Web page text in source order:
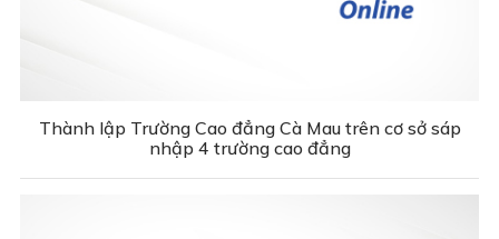
Thành lập Trường Cao đẳng Cà Mau trên cơ sở sáp
nhập 4 trường cao đẳng